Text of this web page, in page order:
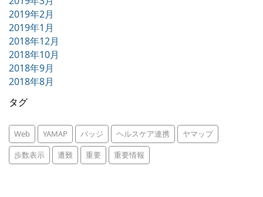
2019年2月
2019年1月
2018年12月
2018年10月
2018年9月
2018年8月
タグ
Web YAMAP バッジ ヘルスケア連携
ヤマップ
歩数表示
遭難 重要 重要情報